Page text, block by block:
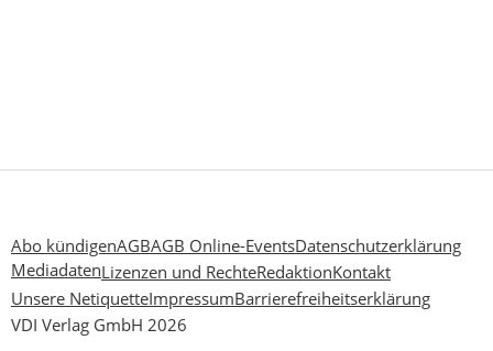
Abo kündigenAGBAGB Online-EventsDatenschutzerklärung
MediadatenLizenzen und RechteRedaktionKontakt
Unsere NetiquetteImpressumBarrierefreiheitserklärung
VDI Verlag GmbH 2026